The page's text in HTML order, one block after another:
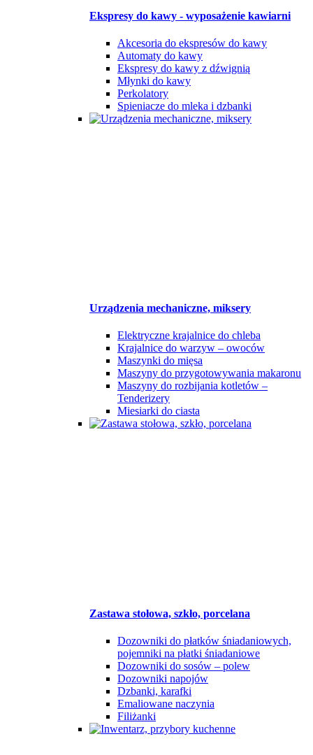
Ekspresy do kawy - wyposażenie kawiarni
Akcesoria do ekspresów do kawy
Automaty do kawy
Ekspresy do kawy z dźwignią
Młynki do kawy
Perkolatory
Spieniacze do mleka i dzbanki
Urządzenia mechaniczne, miksery
Elektryczne krajalnice do chleba
Krajalnice do warzyw – owoców
Maszynki do mięsa
Maszyny do przygotowywania makaronu
Maszyny do rozbijania kotletów –
Tenderizery
Miesiarki do ciasta
Zastawa stołowa, szkło, porcelana
Dozowniki do płatków śniadaniowych,
pojemniki na płatki śniadaniowe
Dozowniki do sosów – polew
Dozowniki napojów
Dzbanki, karafki
Emaliowane naczynia
Filiżanki